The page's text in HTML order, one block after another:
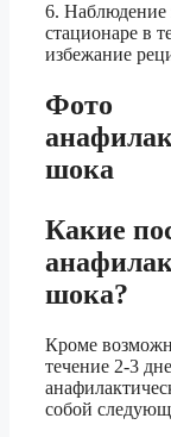
6. Наблюдение
стационаре в
избежание
Фото
шока
Какие
шока?
Кроме
течение 2-3
собой